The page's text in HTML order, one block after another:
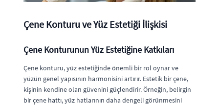
Çene Konturu ve Yüz Estetiği İlişkisi
Çene Konturunun Yüz Estetiğine Katkıları
Çene konturu, yüz estetiğinde önemli bir rol oynar ve
yüzün genel yapısının harmonisini artırır. Estetik bir çene,
kişinin kendine olan güvenini güçlendirir. Örneğin, belirgin
bir çene hattı, yüz hatlarının daha dengeli görünmesini